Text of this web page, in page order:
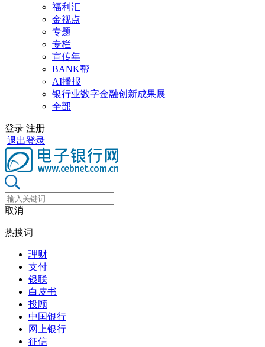
福利汇
金视点
专题
专栏
宣传年
BANK帮
AI播报
银行业数字金融创新成果展
全部
登录 注册
退出登录
取消
热搜词
理财
支付
银联
白皮书
投顾
中国银行
网上银行
征信